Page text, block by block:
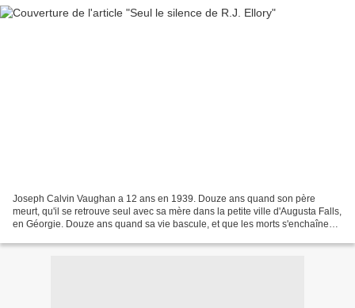
Joseph Calvin Vaughan a 12 ans en 1939. Douze ans quand son père
meurt, qu'il se retrouve seul avec sa mère dans la petite ville d'Augusta Falls,
en Géorgie. Douze ans quand sa vie bascule, et que les morts s'enchaînent,